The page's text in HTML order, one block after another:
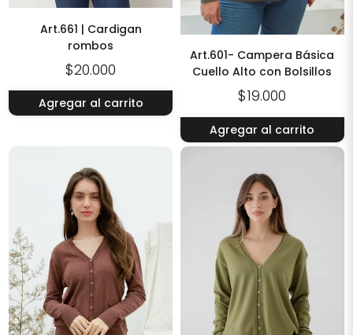
Art.661 | Cardigan
rombos
$20.000
Agregar al carrito
Art.601- Campera Básica
Cuello Alto con Bolsillos
$19.000
Agregar al carrito